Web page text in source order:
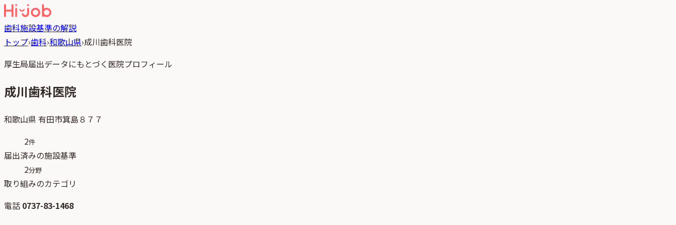
歯科施設基準の解説
トップ›歯科›和歌山県›成川歯科医院
厚生局届出データにもとづく医院プロフィール
成川歯科医院
和歌山県 有田市箕島８７７
2件
届出済みの施設基準
2分野
取り組みのカテゴリ
電話 0737-83-1468